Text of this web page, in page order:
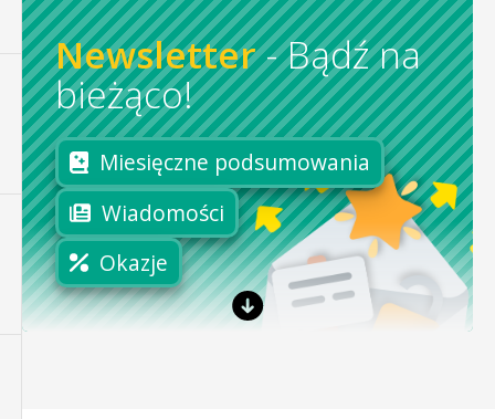
Newsletter -Bądź na
bieżąco!
Miesięczne podsumowania
Wiadomości
Okazje